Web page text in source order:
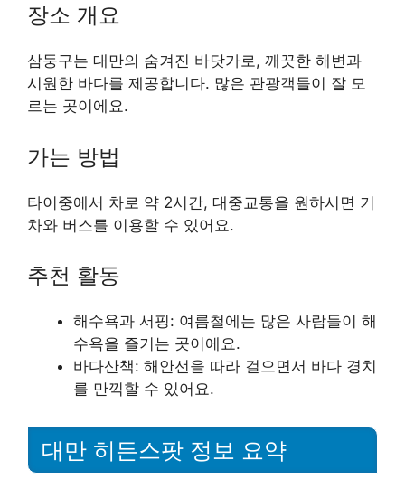
장소 개요
삼둥구는 대만의 숨겨진 바닷가로, 깨끗한 해변과
시원한 바다를 제공합니다. 많은 관광객들이 잘 모
르는 곳이에요.
가는 방법
타이중에서 차로 약 2시간, 대중교통을 원하시면 기
차와 버스를 이용할 수 있어요.
추천 활동
해수욕과 서핑: 여름철에는 많은 사람들이 해
수욕을 즐기는 곳이에요.
바다산책: 해안선을 따라 걸으면서 바다 경치
를 만끽할 수 있어요.
대만 히든스팟 정보 요약